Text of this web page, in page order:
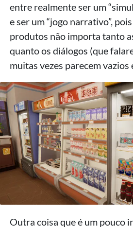
entre realmente ser um
e ser um “jogo narrativo”,
produtos não importa tanto
quanto os diálogos (que
muitas vezes parecem vazios
Outra coisa que é um pouco